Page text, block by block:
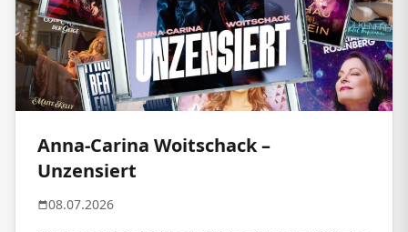
Anna-Carina Woitschack –
Unzensiert
08.07.2026